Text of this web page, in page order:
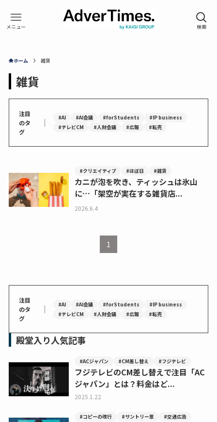
ホーム 雑貨
雑貨
注目
のタ
グ
｜ #AI #AI会議 #forStudents
#IP business
#テレビCM
#人財会議 #広報 #転売
#クリエイティブ #ほぼ日 #雑貨
カニが泡を吹き、ティッシュは氷山
に…「架空が実在する雑貨店...
2026.6.4
1
注目
のタ
グ
｜ #AI #AI会議 #forStudents
#IP business
#テレビCM
#人財会議 #広報 #転売
殿堂入り人気記事
#ACジャパン #CM差し替え #フジテレビ
フジテレビのCM差し替えで注目「AC
ジャパン」とは？料金はど...
2025.1.22
#コピーの改行 #サントリー翠 #交通広告